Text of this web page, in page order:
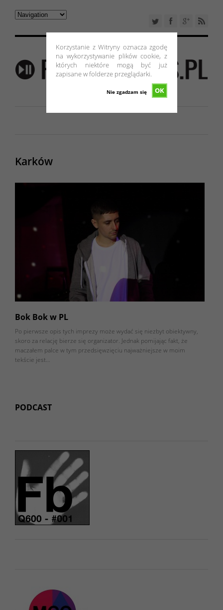
Korzystanie z Witryny oznacza zgodę
na wykorzystywanie plików cookie, z
których niektóre mogą być już
zapisane w folderze przeglądarki.
OK
Nie zgadzam się
Karków
Bok Bok w PL
Po pierwsze opis tych imprezy może wydać się niezbyt obiektywny,
skoro za relację bierze się organizator. Jednak pomijając fakt, że
maczałem palce w tym przedsięwzięciu najważniejsze w moim
tekście jest…
PODCAST